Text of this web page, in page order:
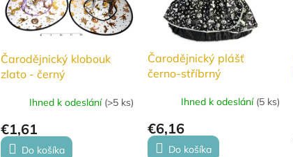
Čarodějnický klobouk
zlato - černý
Ihned k odeslání (>5 ks)
€1,61
Do košíka
Čarodějnický plášť
černo-stříbrný
Ihned k odeslání (5 ks)
€6,16
Do košíka